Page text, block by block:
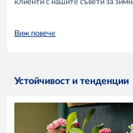
клиенти с нашите съвети за
Виж повече
Устойчивост и тенденции